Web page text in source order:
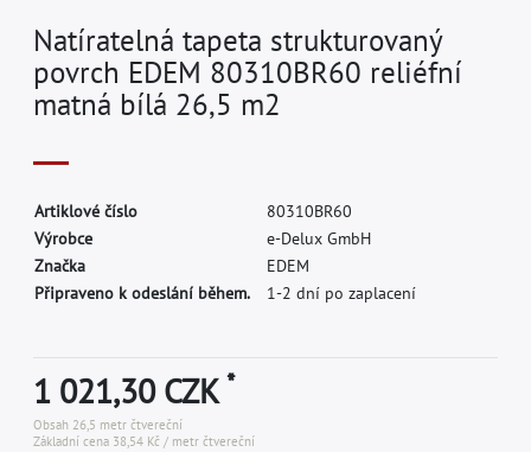
Natíratelná tapeta strukturovaný
povrch EDEM 80310BR60 reliéfní
matná bílá 26,5 m2
Artiklové číslo 80310BR60
Výrobce e-Delux GmbH
Značka EDEM
Připraveno k odeslání během.
1-2 dní po zaplacení
1 021,30 CZK*
Obsah 26,5 metr čtvereční
Základní cena 38,54 Kč / metr čtvereční